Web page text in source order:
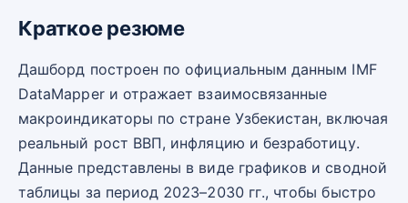
Краткое резюме
Дашборд построен по официальным данным IMF
DataMapper и отражает взаимосвязанные
макроиндикаторы по стране Узбекистан, включая
реальный рост ВВП, инфляцию и безработицу.
Данные представлены в виде графиков и сводной
таблицы за период 2023–2030 гг., чтобы быстро